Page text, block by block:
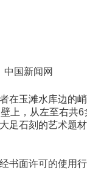
国新闻网
玉滩水库边的
，从左至右共6
石刻的艺术题材
书面许可的使用